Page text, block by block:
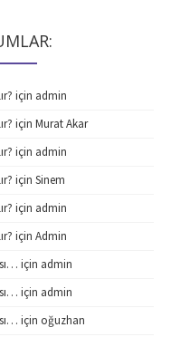
için admin
için Murat Akar
için admin
için Sinem
için admin
için Admin
için admin
için admin
için oğuzhan